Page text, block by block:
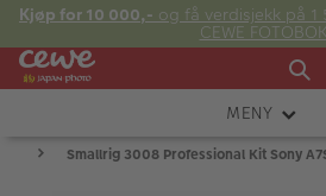
Kjøp for 10 000,- og få verdisjekk på
CEWE
Fre:
20:00
MENY
KAMERASmallrig 3008 Professional Kit Sony